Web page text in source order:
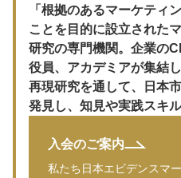
「根拠のあるマーケティ
ことを目的に設立された
研究の専門機関。企業の
役員、アカデミアが集結
再現研究を通して、日本
発見し、知見や実践スキ
入会のご案内
私たち日本エビデンスマ